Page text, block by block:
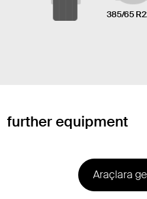
385/65
further equipment
Araçlara